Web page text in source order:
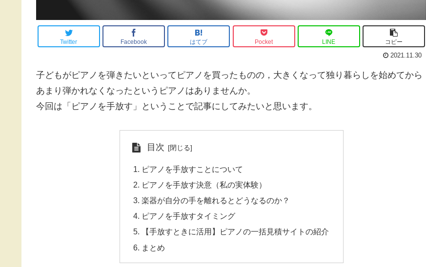
Twitter Facebook はてブ Pocket LINE コピー
2021.11.30
子どもがピアノを弾きたいといってピアノを買ったものの，大きくなって独り暮らしを始めてから
あまり弾かれなくなったというピアノはありませんか。
今回は「ピアノを手放す」ということで記事にしてみたいと思います。
目次
ピアノを手放すことについて
ピアノを手放す決意（私の実体験）
楽器が自分の手を離れるとどうなるのか？
ピアノを手放すタイミング
【手放すときに活用】ピアノの一括見積サイトの紹介
まとめ